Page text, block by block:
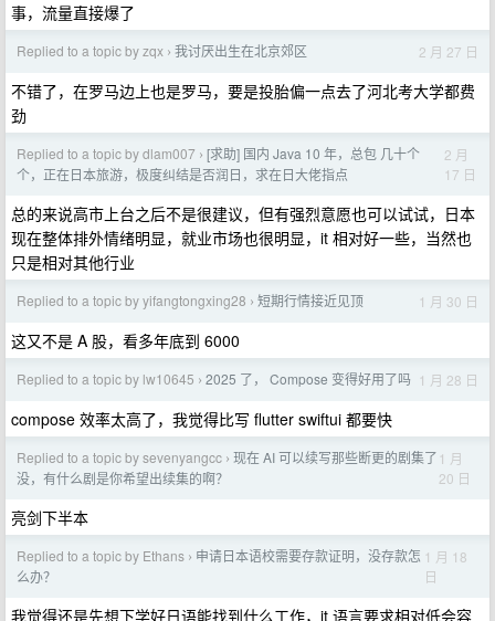
事，流量直接爆了
Replied to a topic by zqx › 我讨厌出生在北京郊区 2 月 27 日
不错了，在罗马边上也是罗马，要是投胎偏一点去了河北考大学都费
劲
Replied to a topic by dlam007 › [求助] 国内 Java 10 年，总包 几十个
个，正在日本旅游，极度纠结是否润日，求在日大佬指点
2 月
17 日
总的来说高市上台之后不是很建议，但有强烈意愿也可以试试，日本
现在整体排外情绪明显，就业市场也很明显，it 相对好一些，当然也
只是相对其他行业
Replied to a topic by yifangtongxing28 › 短期行情接近见顶 1 月 30 日
这又不是 A 股，看多年底到 6000
Replied to a topic by lw10645 › 2025 了， Compose 变得好用了吗 1 月 28 日
compose 效率太高了，我觉得比写 flutter swiftui 都要快
Replied to a topic by sevenyangcc › 现在 AI 可以续写那些断更的剧集了
没，有什么剧是你希望出续集的啊？
1 月
20 日
亮剑下半本
Replied to a topic by Ethans › 申请日本语校需要存款证明，没存款怎
么办？
1 月 18
日
我觉得还是先想下学好日语能找到什么工作，it 语言要求相对低会容